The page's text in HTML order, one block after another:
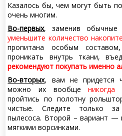
Казалось бы, чем могут быть
очень многим.
Во-первых, заменив
уменьшите количество
пропитана особым
проникать внутрь ткани,
рекомендуют покупать именно
Во-вторых, вам не придется
можно их вообще никогда
пройтись по полотну
чистые. Следите только
пылесоса. Второй – вариант —
мягкими ворсинками.